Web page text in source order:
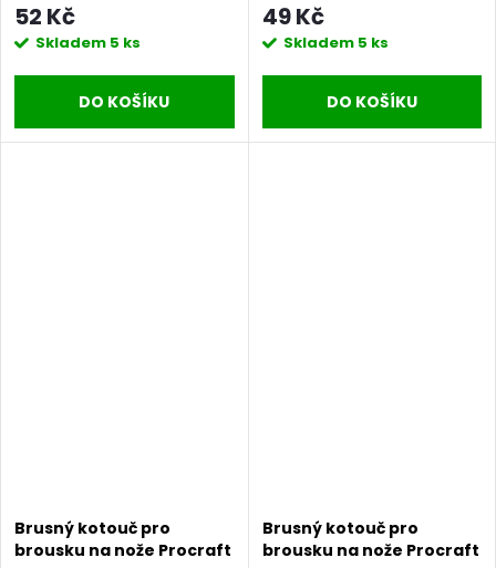
Adapter 1/2" for impact
wrench
52 Kč
Skladem 5 ks
DO KOŠÍKU
utahováky | Adapter 3/4"
for impact wrench
49 Kč
Skladem 5 ks
DO KOŠÍKU
Brusný kotouč pro
brousku na nože Procraft
Brusný kotouč pro
brousku na nože Procraft